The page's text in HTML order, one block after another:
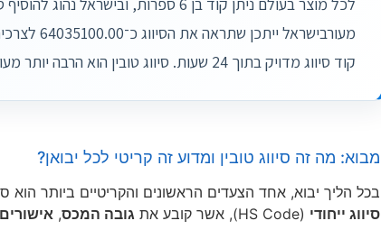
קוד סיווג מדויק בתוך 24 שעות. סיווג טובין הוא הרבה יותר מעוד שדה בטופס – הוא לב ליבו של תהליך היבוא.
מבוא: מה זה סיווג טובין ומדוע זה קריטי לכל יבואן?
בכל הליך יבוא, אחד הצעדים הראשונים והקריטיים ביותר הוא
סיווג ייחודי (HS Code), אשר קובע את גובה המכס,